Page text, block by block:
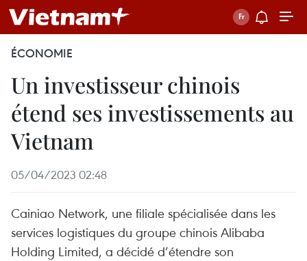
ÉCONOMIE
Un investisseur chinois
étend ses investissements au
Vietnam
05/04/2023 02:48
Cainiao Network, une filiale spécialisée dans les
services logistiques du groupe chinois Alibaba
Holding Limited, a décidé d’étendre son